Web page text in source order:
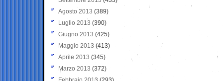
Agosto 2013 (389)
Luglio 2013 (390)
Giugno 2013 (425)
Maggio 2013 (413)
Aprile 2013 (345)
Marzo 2013 (372)